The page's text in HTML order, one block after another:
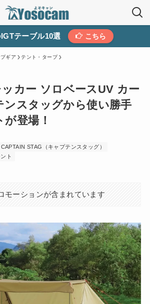
テーブル10選 こちら
ギア テント・タープ
ッカー ソロベースUV カー
ンスタッグから使い勝手
登場！
CAPTAIN STAG（キャプテンスタッグ）
ト
モーションが含まれています